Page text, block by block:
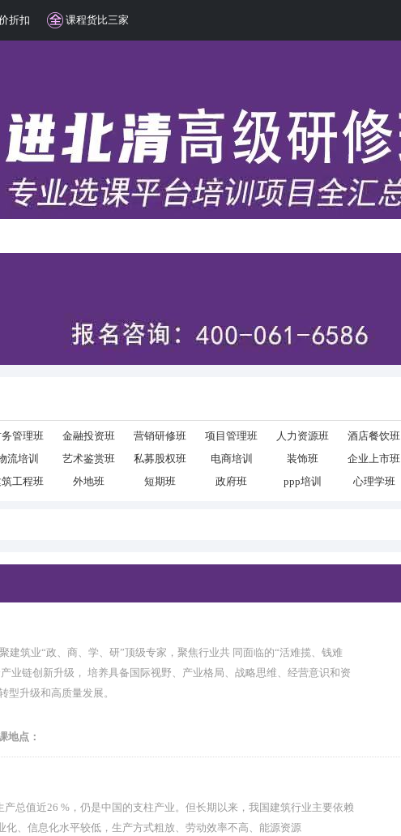
折扣 课程货比三家
务管理班 金融投资班 营销研修班 项目管理班 人力资源班 酒店餐饮班
流培训 艺术鉴赏班 私募股权班 电商培训 装饰班 企业上市班
工程班 外地班 短期班 政府班 ppp培训 心理学班
建筑业“政、商、学、研”顶级专家，聚焦行业共 同面临的“活难揽、钱难
业链创新升级， 培养具备国际视野、产业格局、战略思维、经营意识和资
型升级和高质量发展。
地点：
产总值近26 %，仍是中国的支柱产业。但长期以来，我国建筑行业主要依赖
、信息化水平较低，生产方式粗放、劳动效率不高、能源资源